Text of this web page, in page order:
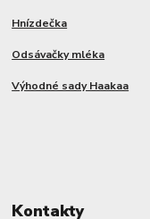
Hnízdečka
Odsávačky mléka
Výhodné sady Haakaa
Kontakty